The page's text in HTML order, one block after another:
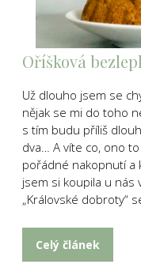
Oříšková
Už dlouho jsem se
nějak se mi do toho
s tím budu příliš
dva… A víte co, ono
pořádné nakopnutí a
jsem si koupila u nás
„Královské dobroty“
Celý článek